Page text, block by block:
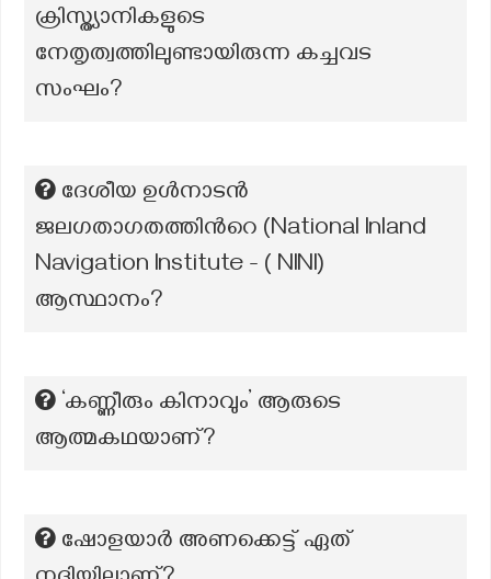
ക്രിസ്ത്യാനികളുടെ
നേതൃത്വത്തിലുണ്ടായിരുന്ന കച്ചവട
സംഘം?
ദേശീയ ഉൾനാടൻ
ജലഗതാഗതത്തിന്‍റെ (National Inland
Navigation Institute - ( NINI)
ആസ്ഥാനം?
‘കണ്ണീരും കിനാവും’ ആരുടെ
ആത്മകഥയാണ്?
ഷോളയാർ അണക്കെട്ട് ഏത്